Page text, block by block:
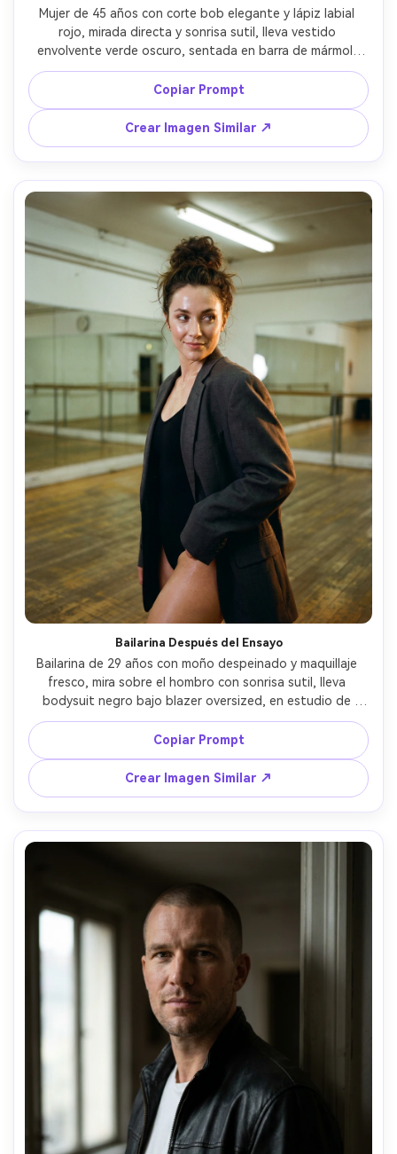
Mujer de 45 años con corte bob elegante y lápiz labial
rojo, mirada directa y sonrisa sutil, lleva vestido
envolvente verde oscuro, sentada en barra de mármol,
luces cálidas bajas con luz clave suave, profundidad f/1.4
de 50mm, retrato tres cuartos, ambiente seguro y
seductor, textura realista de la piel y líneas finas, sombras
naturales, gradación cinematográfica, enfoque nítido --ar
4:5
Copiar Prompt
Crear Imagen Similar ↗
Bailarina Después del Ensayo
Bailarina de 29 años con moño despeinado y maquillaje
fresco, mira sobre el hombro con sonrisa sutil, lleva
bodysuit negro bajo blazer oversized, en estudio de
ensayo vacío con espejos, luz fluorescente arriba y luz de
borde cálida, 35mm f/1.8, encuadre medio cuerpo,
ambiente sensual y “sweaty-chic”, textura fotorealista de
piel y tela, detalles nítidos, alta resolución --ar 4:5
Copiar Prompt
Crear Imagen Similar ↗